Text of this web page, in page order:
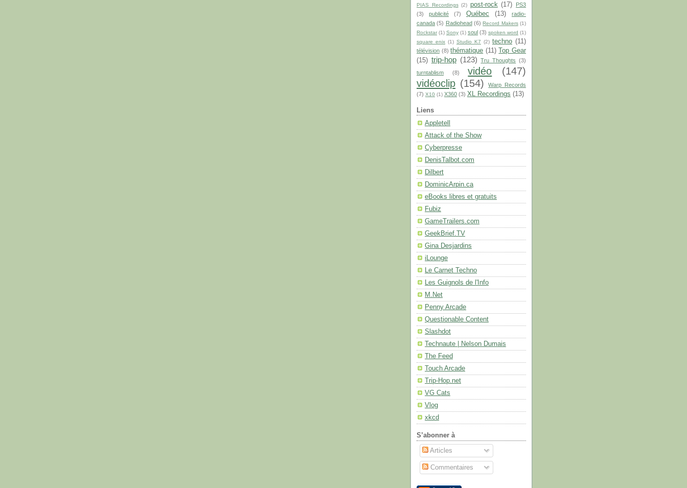
PIAS Recordings (2) post-rock (17)
PS3
(3)
publicité (7) Québec (13)
radio-
canada (5) Radiohead (6) Record Makers (1)
Rockstar (1) Sony (1) soul (3) spoken word (1)
square enix (1) Studio K7 (2) techno (11)
télévision (8) thématique (11)
Top Gear
(15) trip-hop (123) Tru Thoughts (3)
turntablism
(8) vidéo
(147)
vidéoclip (154)
Warp Records
(7) X10 (1) X360 (3) XL Recordings (13)
Liens
Appletell
Attack of the Show
Cyberpresse
DenisTalbot.com
Dilbert
DominicArpin.ca
eBooks libres et gratuits
Fubiz
GameTrailers.com
GeekBrief.TV
Gina Desjardins
iLounge
Le Carnet Techno
Les Guignols de l'Info
M.Net
Penny Arcade
Questionable Content
Slashdot
Technaute | Nelson Dumais
The Feed
Touch Arcade
Trip-Hop.net
VG Cats
Vlog
xkcd
S’abonner à
Articles
Commentaires